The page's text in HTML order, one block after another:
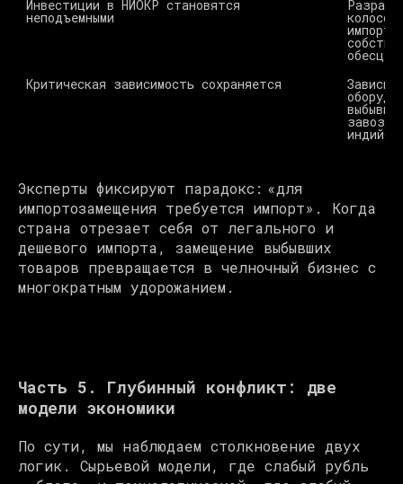
Инвестиции в НИОКР становятся
неподъемными
Критическая зависимость сохраняется
завоз
Эксперты фиксируют парадокс: «для
импортозамещения требуется импорт». Когда
страна отрезает себя от легального и
дешевого импорта, замещение выбывших
товаров превращается в челночный бизнес с
многократным удорожанием.
Часть 5. Глубинный конфликт: две
модели экономики
По сути, мы наблюдаем столкновение двух
логик. Сырьевой модели, где слабый рубль